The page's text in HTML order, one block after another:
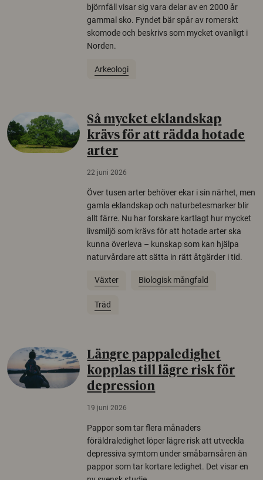
björnfäll visar sig vara delar av en 2000 år
gammal sko. Fyndet bär spår av romerskt
skomode och beskrivs som mycket ovanligt i
Norden.
Arkeologi
Så mycket eklandskap
krävs för att rädda hotade
arter
22 juni 2026
Över tusen arter behöver ekar i sin närhet, men
gamla eklandskap och naturbetesmarker blir
allt färre. Nu har forskare kartlagt hur mycket
livsmiljö som krävs för att hotade arter ska
kunna överleva – kunskap som kan hjälpa
naturvårdare att sätta in rätt åtgärder i tid.
Växter Biologisk mångfald
Träd
Längre pappaledighet
kopplas till lägre risk för
depression
19 juni 2026
Pappor som tar flera månaders
föräldraledighet löper lägre risk att utveckla
depressiva symtom under småbarnsåren än
pappor som tar kortare ledighet. Det visar en